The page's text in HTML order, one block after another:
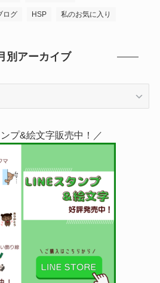
ログ HSP 私のお気に入り
別アーカイブ
プ&絵文字販売中！／